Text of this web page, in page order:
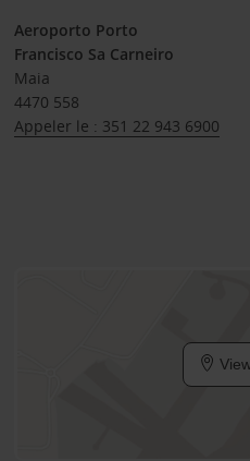
Aeroporto Porto
Francisco Sa Carneiro
Maia
4470 558
Appeler le : 351 22 943 6900